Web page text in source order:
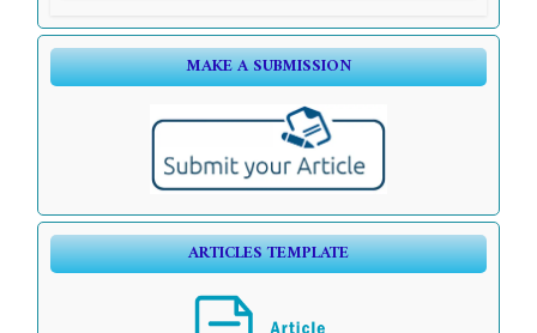
MAKE A SUBMISSION
ARTICLES TEMPLATE